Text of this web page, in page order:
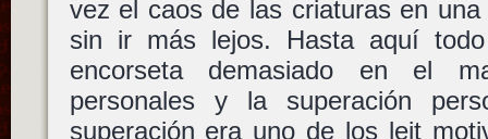
vez el caos de las criaturas en
sin ir más lejos. Hasta aquí
encorseta demasiado en el
personales y la superación
superación era uno de los leit